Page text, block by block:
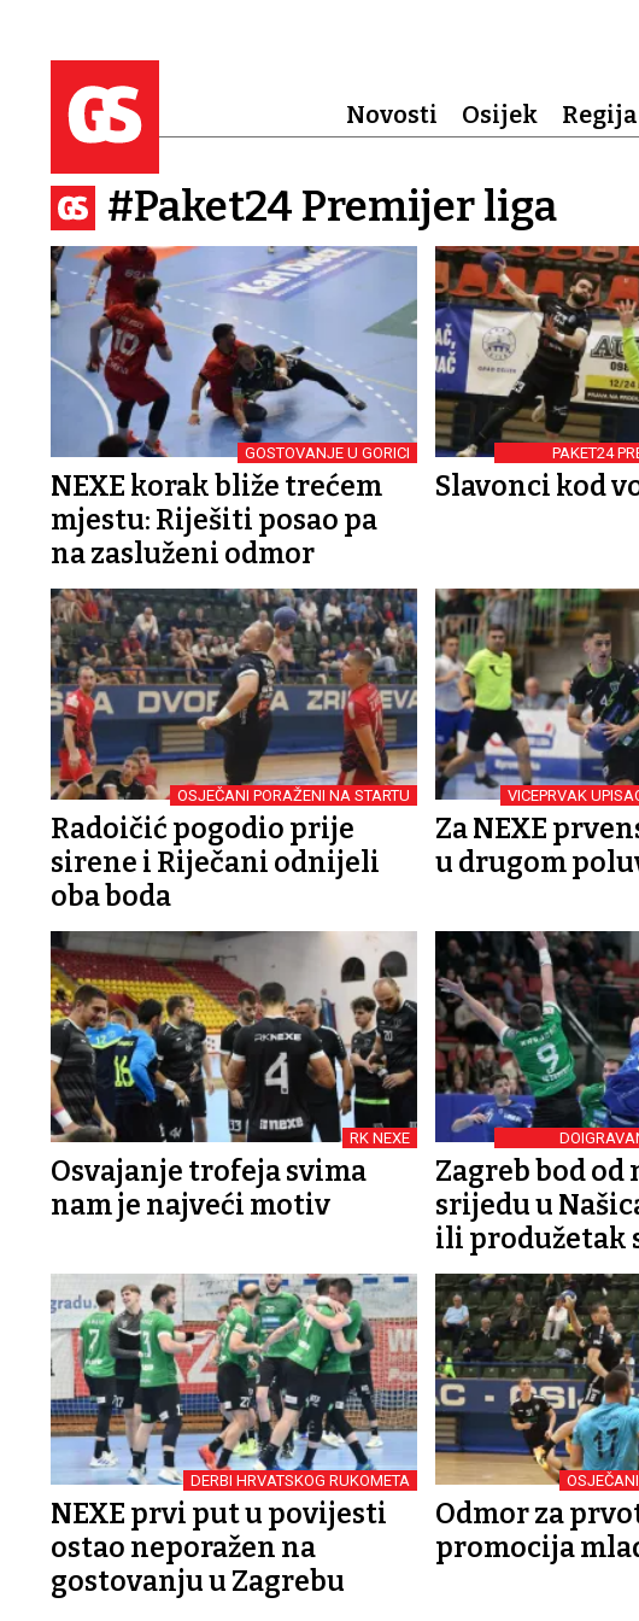
Novosti Osijek Regija
#Paket24 Premijer liga
GOSTOVANJE U GORICI
NEXE korak bliže trećem
mjestu: Riješiti posao pa
na zasluženi odmor
PAKET24
Slavonci kod
OSJEČANI PORAŽENI NA STARTU
Radoičić pogodio prije
sirene i Riječani odnijeli
oba boda
VICEPRVAK
Za NEXE
u drugom
RK NEXE
Osvajanje trofeja svima
nam je najveći motiv
Zagreb bod od
srijedu u
ili produžetak
DERBI HRVATSKOG RUKOMETA
NEXE prvi put u povijesti
ostao neporažen na
gostovanju u Zagrebu
Odmor za
promocija